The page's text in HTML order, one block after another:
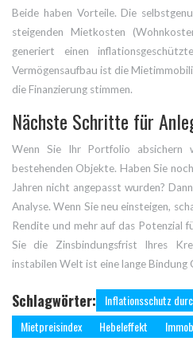
Beide haben Vorteile. Die
steigenden Mietkosten
generiert einen
Vermögensaufbau ist die
die Finanzierung stimmen.
Nächste Schritte für
Wenn Sie Ihr Portfolio absichern
bestehenden Objekte. Haben Sie
Jahren nicht angepasst wurden?
Analyse. Wenn Sie neu einsteigen,
Rendite und mehr auf das Potenzial
Sie die Zinsbindungsfrist Ihres
instabilen Welt ist eine lange Bindung
Schlagwörter: Inflationsschutz
Mietpreisindex
Hebeleffekt